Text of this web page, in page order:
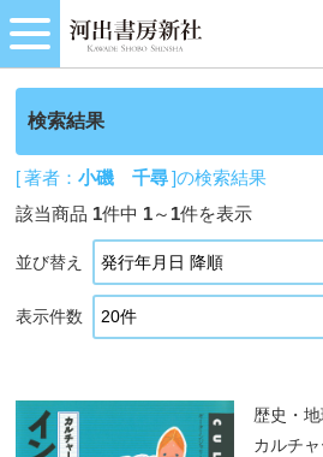
検索結果
[ 著者：小磯 千尋]の検索結果
該当商品 1件中 1～ 1件を表示
並び替え
表示件数
歴史・
カルチ